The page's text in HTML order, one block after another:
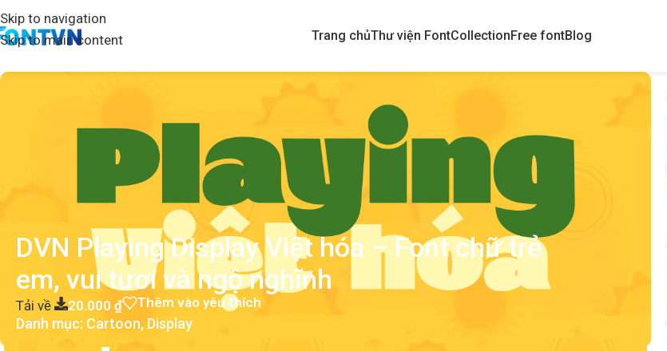
Skip to navigation
Skip to main content
Trang chủThư viện FontCollectionFree fontBlog
DVN Playing Display Việt hóa – Font chữ trẻ
em, vui tươi và ngộ nghĩnh
Tải về 20.000 ₫ Thêm vào yêu thích
Danh mục: Cartoon, Display